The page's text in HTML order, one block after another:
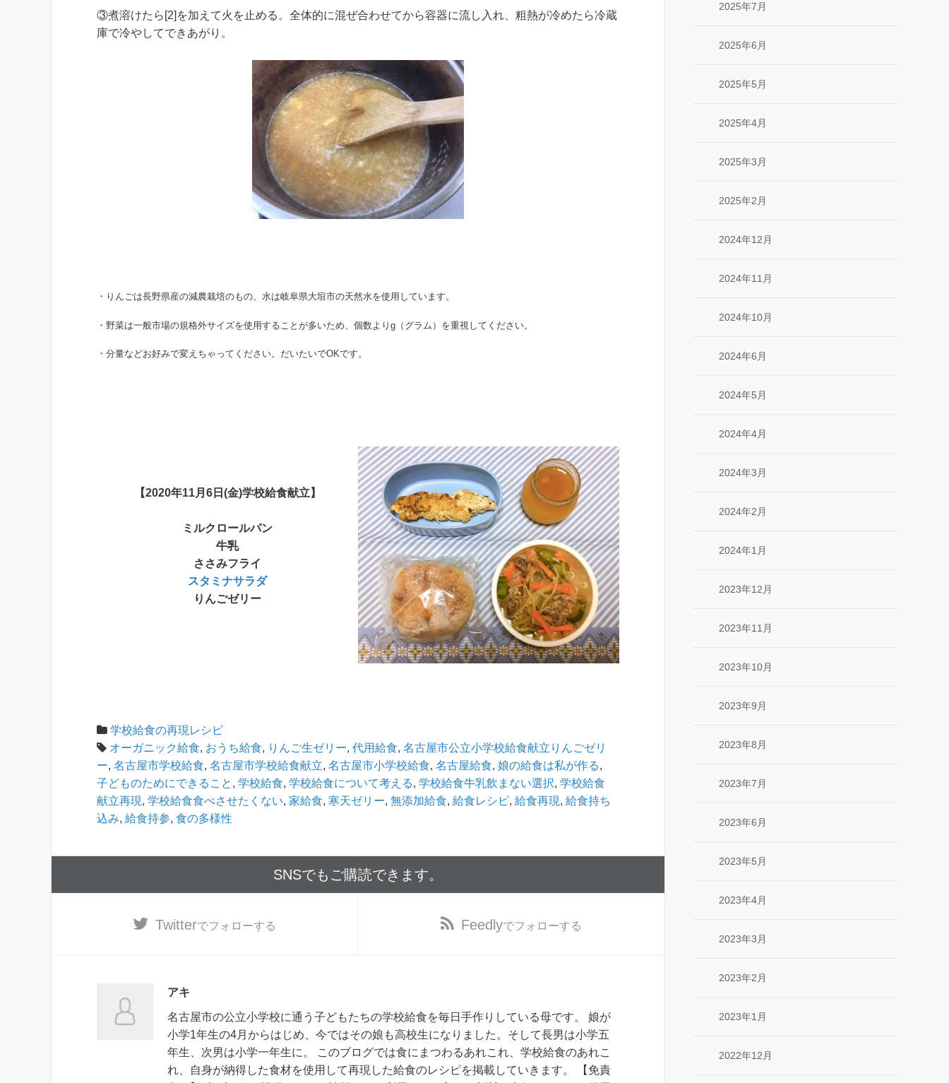
③煮溶けたら[2]を加えて火を止める。全体的に混ぜ合わせてから容器に流し入れ、粗熱が冷めたら冷蔵
庫で冷やしてできあがり。
・りんごは長野県産の減農栽培のもの、水は岐阜県大垣市の天然水を使用しています。
・野菜は一般市場の規格外サイズを使用することが多いため、個数よりg（グラム）を重視してください。
・分量などお好みで変えちゃってください。だいたいでOKです。
【2020年11月6日(金)学校給食献立】
ミルクロールパン
牛乳
ささみフライ
スタミナサラダ
りんごゼリー
学校給食の再現レシピ
オーガニック給食, おうち給食, りんご生ゼリー, 代用給食, 名古屋市公立小学校給食献立りんごゼリ
ー, 名古屋市学校給食, 名古屋市学校給食献立, 名古屋市小学校給食, 名古屋給食, 娘の給食は私が作る,
子どものためにできること , 学校給食, 学校給食について考える, 学校給食牛乳飲まない選択, 学校給食
献立再現, 学校給食食べさせたくない, 家給食, 寒天ゼリー, 無添加給食, 給食レシピ, 給食再現, 給食持ち
込み, 給食持参, 食の多様性
SNSでもご購読できます。
Twitterでフォローする Feedlyでフォローする
アキ
名古屋市の公立小学校に通う子どもたちの学校給食を毎日手作りしている母です。 娘が
小学1年生の4月からはじめ、今ではその娘も高校生になりました。そして長男は小学五
年生、次男は小学一年生に。 このブログでは食にまつわるあれこれ、学校給食のあれこ
れ、自身が納得した食材を使用して再現した給食のレシピを掲載していきます。 【免責
2025年7月
2025年6月
2025年5月
2025年4月
2025年3月
2025年2月
2024年12月
2024年11月
2024年10月
2024年6月
2024年5月
2024年4月
2024年3月
2024年2月
2024年1月
2023年12月
2023年11月
2023年10月
2023年9月
2023年8月
2023年7月
2023年6月
2023年5月
2023年4月
2023年3月
2023年2月
2023年1月
2022年12月